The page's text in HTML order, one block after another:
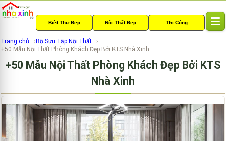
Biệt Thự Đẹp Nội Thất Đẹp Thi Công
l
a
v
i
g
a
Trang chủ
Bộ Sưu Tập Nội Thất
+50 Mẫu Nội Thất Phòng Khách Đẹp Bởi KTS Nhà Xinh
+50 Mẫu Nội Thất Phòng Khách Đẹp Bởi KTS
Nhà Xinh